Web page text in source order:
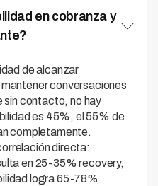
en cobranza y
de alcanzar
conversaciones
contacto, no hay
es 45%, el 55% de
completamente.
directa:
en 25-35% recovery,
logra 65-78%